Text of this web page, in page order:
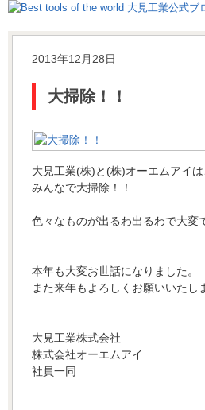
2013年12月28日
大掃除！！
大見工業(株)と(株)オーエムアイは
みんなで大掃除！！
色々なものが出るわ出るわで大変
本年も大変お世話になりました。
また来年もよろしくお願いいたし
大見工業株式会社
株式会社オーエムアイ
社員一同